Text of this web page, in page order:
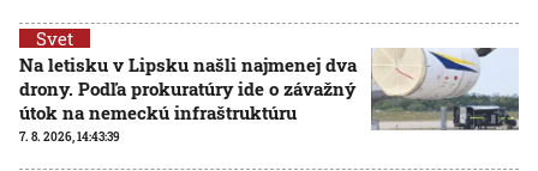
Svet
Na letisku v Lipsku našli najmenej dva
drony. Podľa prokuratúry ide o závažný
útok na nemeckú infraštruktúru
7. 8. 2026, 14:43:39